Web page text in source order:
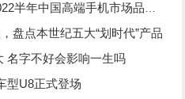
国高端手机市场品牌份额排行榜
盘点本世纪五大“划时代”产品
名字不好会影响一生吗
型U8正式登场